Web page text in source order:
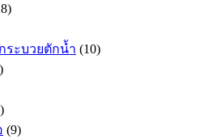
ระบวยตักน้ำ (10)
(9)